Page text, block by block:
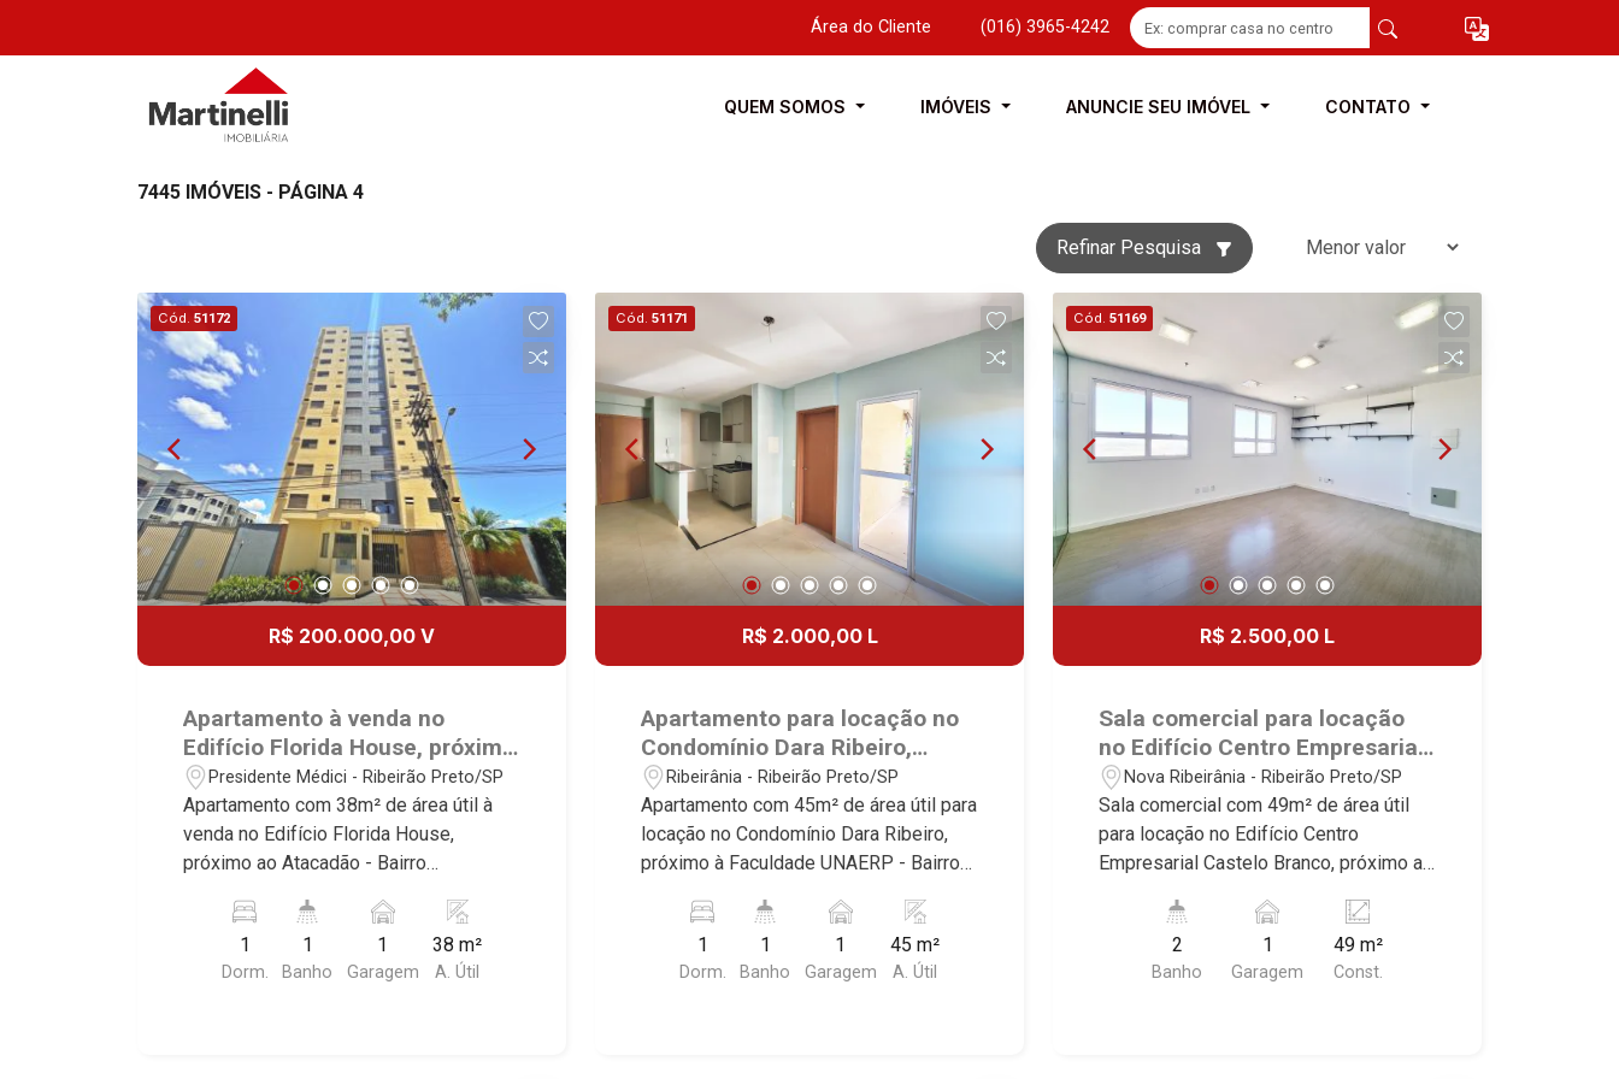
Área do Cliente (016) 3965-4242
QUEM SOMOS IMÓVEIS ANUNCIE SEU IMÓVEL CONTATO
7445 IMÓVEIS - PÁGINA 4
Refinar Pesquisa
Cód. 51172
R$ 200.000,00 V
Apartamento à venda no
Edifício Florida House, próximo
ao Atacadão - Ribeirão
Preto/SP.
Presidente Médici - Ribeirão Preto/SP
Apartamento com 38m² de área útil à
venda no Edifício Florida House,
próximo ao Atacadão - Bairro
Conheça as características deste
imóvel que a Martinelli Imobiliária
selecionou para você: - 38m² de área
1
Dorm.
1
Banho
1
Garagem
38 m²
A. Útil
Cód. 51171
R$ 2.000,00 L
Apartamento para locação no
Condomínio Dara Ribeiro,
próximo à Faculdade UNAERP -
Ribeirão Preto/SP.
Ribeirânia - Ribeirão Preto/SP
Apartamento com 45m² de área útil para
locação no Condomínio Dara Ribeiro,
próximo à Faculdade UNAERP - Bairro
as características deste imóvel que a
Martinelli Imobiliária selecionou para
você: - 45m² de área útil - 1 dormitório
1
Dorm.
1
Banho
1
Garagem
45 m²
A. Útil
Cód. 51169
R$ 2.500,00 L
Sala comercial para locação
no Edifício Centro Empresarial
Castelo Branco, próximo ao
Fórum - Ribeirão Preto/SP.
Nova Ribeirânia - Ribeirão Preto/SP
Sala comercial com 49m² de área útil
para locação no Edifício Centro
Empresarial Castelo Branco, próximo ao
Preto/SP. Conheça as características
deste imóvel que a Martinelli
Imobiliária selecionou para você: -
2
Banho
1
Garagem
49 m²
Const.